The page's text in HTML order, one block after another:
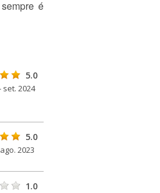
é
5.0
set. 2024
5.0
2023
1.0